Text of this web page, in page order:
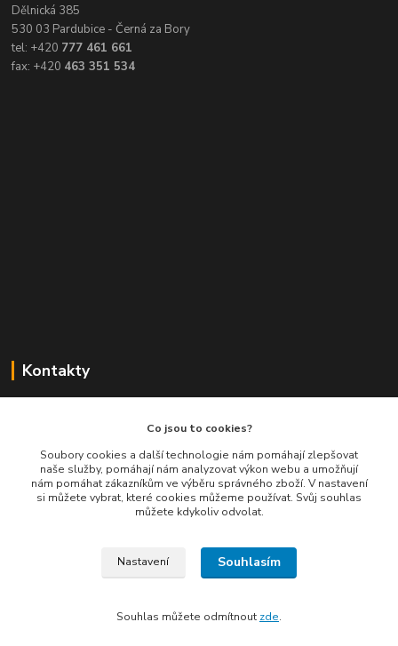
Dělnická 385
530 03 Pardubice - Černá za Bory
tel: +420 777 461 661
fax: +420 463 351 534
Kontakty
+420 777 461 661
(Po-Pá, 8-16 hod.)
info@balimespolu.cz
Co jsou to cookies?
Soubory cookies a další technologie nám pomáhají zlepšovat
naše služby, pomáhají nám analyzovat výkon webu a umožňují
nám pomáhat zákazníkům ve výběru správného zboží. V nastavení
si můžete vybrat, které cookies můžeme používat. Svůj souhlas
můžete kdykoliv odvolat.
Nastavení Souhlasím
Souhlas můžete odmítnout zde.